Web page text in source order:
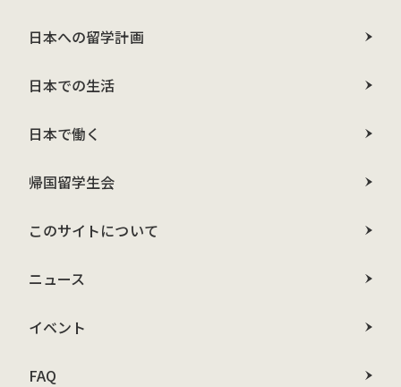
日本への留学計画
日本での生活
日本で働く
帰国留学生会
このサイトについて
ニュース
イベント
FAQ